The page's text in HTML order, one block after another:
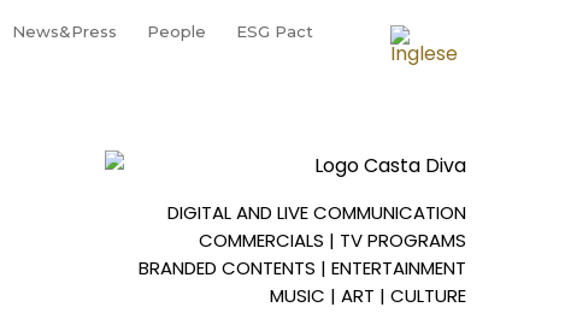
News&Press People
ESG Pact
DIGITAL AND LIVE COMMUNICATION
COMMERCIALS | TV PROGRAMS
BRANDED CONTENTS | ENTERTAINMENT
MUSIC | ART | CULTURE